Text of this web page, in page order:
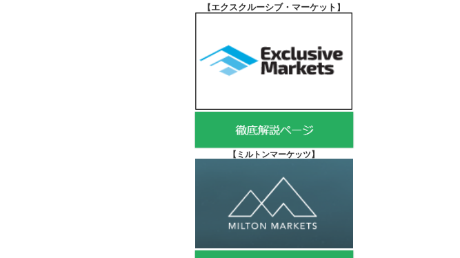
【エクスクルーシブ・マーケット 】
【 ミルトンマーケッツ】